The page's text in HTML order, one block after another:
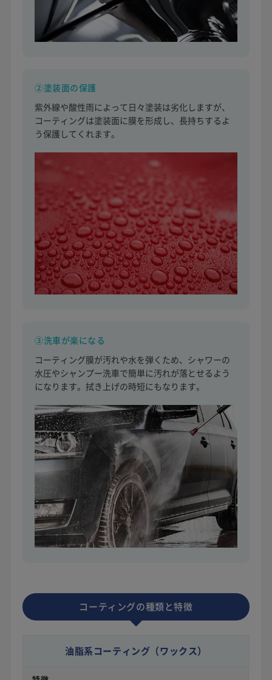
②塗装面の保護
紫外線や酸性雨によって日々塗装は劣化しますが、
コーティングは塗装面に膜を形成し、長持ちするよ
う保護してくれます。
③洗車が楽になる
コーティング膜が汚れや水を弾くため、シャワーの
水圧やシャンプー洗車で簡単に汚れが落とせるよう
になります。拭き上げの時短にもなります。
コーティングの種類と特徴
油脂系コーティング （ワックス）